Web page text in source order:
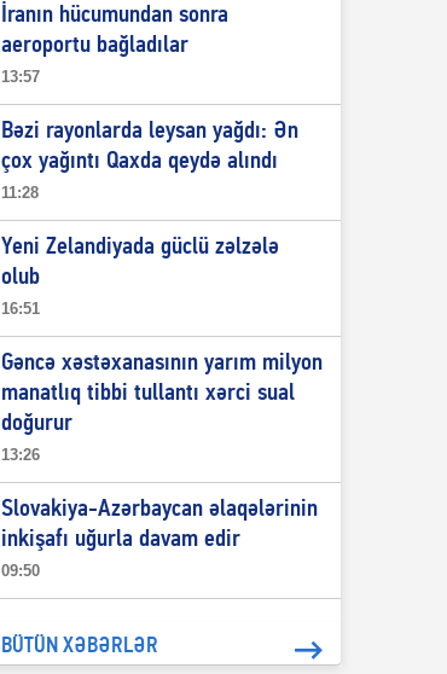
İranın hücumundan sonra
aeroportu bağladılar
13:57
Bəzi rayonlarda leysan yağdı: Ən
çox yağıntı Qaxda qeydə alındı
11:28
Yeni Zelandiyada güclü zəlzələ
olub
16:51
Gəncə xəstəxanasının yarım milyon
manatlıq tibbi tullantı xərci sual
doğurur
13:26
Slovakiya-Azərbaycan əlaqələrinin
inkişafı uğurla davam edir
09:50
BÜTÜN XƏBƏRLƏR